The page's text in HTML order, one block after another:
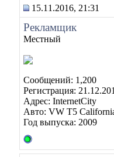
15.11.2016, 21:31
Рекламщик
Местный
Сообщений: 1,200
Регистрация:
Адрес: InternetCity
Авто: VW T5
Год выпуска: 2009